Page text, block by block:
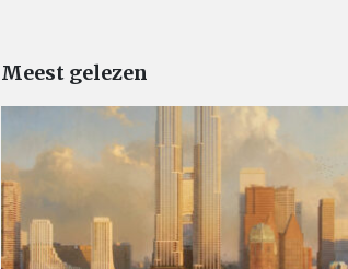
Meest gelezen